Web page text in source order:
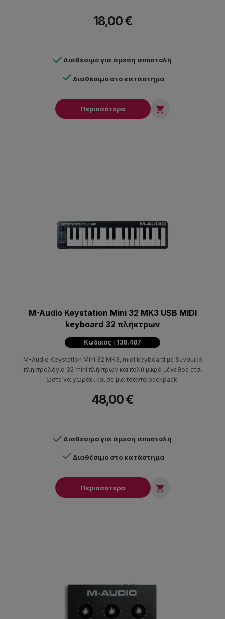
18,00 €
Διαθέσιμο για άμεση αποστολή
Διαθέσιμο στο κατάστημα
Περισσότερα 
M-Audio Keystation Mini 32 MK3 USB MIDI
keyboard 32 πλήκτρων
Κωδικός : 138.487
M-Audio Keystation Mini 32 MK3, midi keyboard με δυναμικό
πληκτρολόγιο 32 mini πλήκτρων και πολύ μικρό μέγεθος έτσι
ώστε να χωράει και σε μία τσάντα backpack.
48,00 €
Διαθέσιμο για άμεση αποστολή
Διαθέσιμο στο κατάστημα
Περισσότερα 